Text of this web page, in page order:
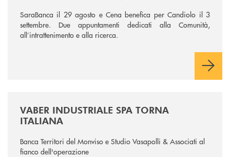
SaraBanca il 29 agosto e Cena benefica per Candiolo il 3
settembre. Due appuntamenti dedicati alla Comunità,
all’intrattenimento e alla ricerca.
VABER INDUSTRIALE SPA TORNA
ITALIANA
Banca Territori del Monviso e Studio Vasapolli & Associati al
fianco dell'operazione